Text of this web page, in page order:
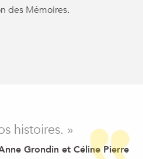
des Mémoires.
histoires. »
Grondin et Céline Pierre